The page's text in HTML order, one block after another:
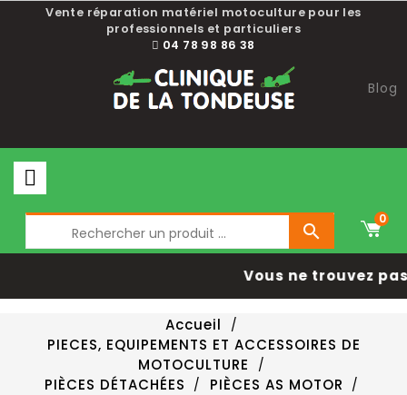
Vente réparation matériel motoculture pour les
professionnels et particuliers
04 78 98 86 38
Blog

0
Vous ne trouvez
Accueil
PIECES, EQUIPEMENTS ET ACCESSOIRES DE
MOTOCULTURE
PIÈCES DÉTACHÉES
PIÈCES AS MOTOR